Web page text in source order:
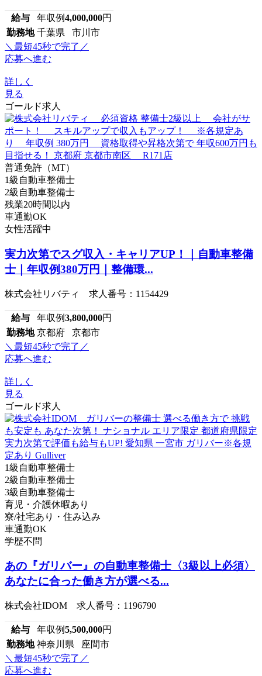
給与 年収例4,000,000円
勤務地 千葉県 市川市
＼最短45秒で完了／
応募へ進む
詳しく
見る
ゴールド求人
普通免許（MT）
1級自動車整備士
2級自動車整備士
残業20時間以内
車通勤OK
女性活躍中
実力次第でスグ収入・キャリアUP！｜自動車整備
士｜年収例380万円｜整備環...
株式会社リバティ 求人番号：1154429
給与 年収例3,800,000円
勤務地 京都府 京都市
＼最短45秒で完了／
応募へ進む
詳しく
見る
ゴールド求人
1級自動車整備士
2級自動車整備士
3級自動車整備士
育児・介護休暇あり
寮/社宅あり・住み込み
車通勤OK
学歴不問
あの『ガリバー』の自動車整備士〈3級以上必須〉
あなたに合った働き方が選べる...
株式会社IDOM 求人番号：1196790
給与 年収例5,500,000円
勤務地 神奈川県 座間市
＼最短45秒で完了／
応募へ進む